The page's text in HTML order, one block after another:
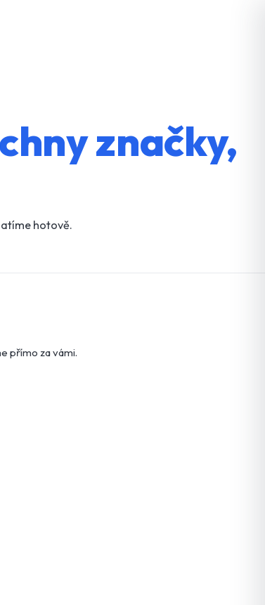
značky,
hotově.
přímo za vámi.